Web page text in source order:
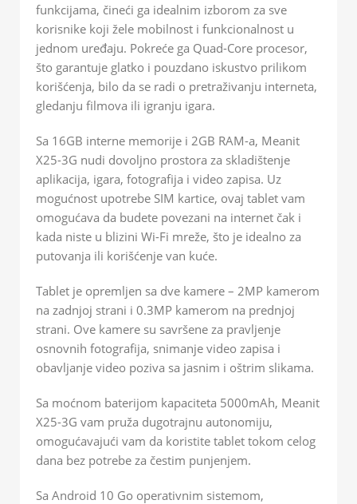
funkcijama, čineći ga idealnim izborom za sve
korisnike koji žele mobilnost i funkcionalnost u
jednom uređaju. Pokreće ga Quad-Core procesor,
što garantuje glatko i pouzdano iskustvo prilikom
korišćenja, bilo da se radi o pretraživanju interneta,
gledanju filmova ili igranju igara.
Sa 16GB interne memorije i 2GB RAM-a, Meanit
X25-3G nudi dovoljno prostora za skladištenje
aplikacija, igara, fotografija i video zapisa. Uz
mogućnost upotrebe SIM kartice, ovaj tablet vam
omogućava da budete povezani na internet čak i
kada niste u blizini Wi-Fi mreže, što je idealno za
putovanja ili korišćenje van kuće.
Tablet je opremljen sa dve kamere – 2MP kamerom
na zadnjoj strani i 0.3MP kamerom na prednjoj
strani. Ove kamere su savršene za pravljenje
osnovnih fotografija, snimanje video zapisa i
obavljanje video poziva sa jasnim i oštrim slikama.
Sa moćnom baterijom kapaciteta 5000mAh, Meanit
X25-3G vam pruža dugotrajnu autonomiju,
omogućavajući vam da koristite tablet tokom celog
dana bez potrebe za čestim punjenjem.
Sa Android 10 Go operativnim sistemom,